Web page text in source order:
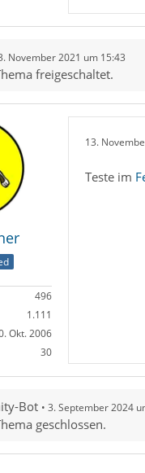
November 2021 um 15:43
freigeschaltet.
496
1.111
Okt. 2006
30
13.
Teste im
Bot 3. September 2024
geschlossen.